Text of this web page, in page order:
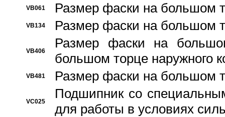
VB061 Размер фаски на большом
VB134 Размер фаски на большом
VB406
Размер фаски на
большом торце наружного
VB481 Размер фаски на большом
VC025
Подшипник со
для работы в условиях